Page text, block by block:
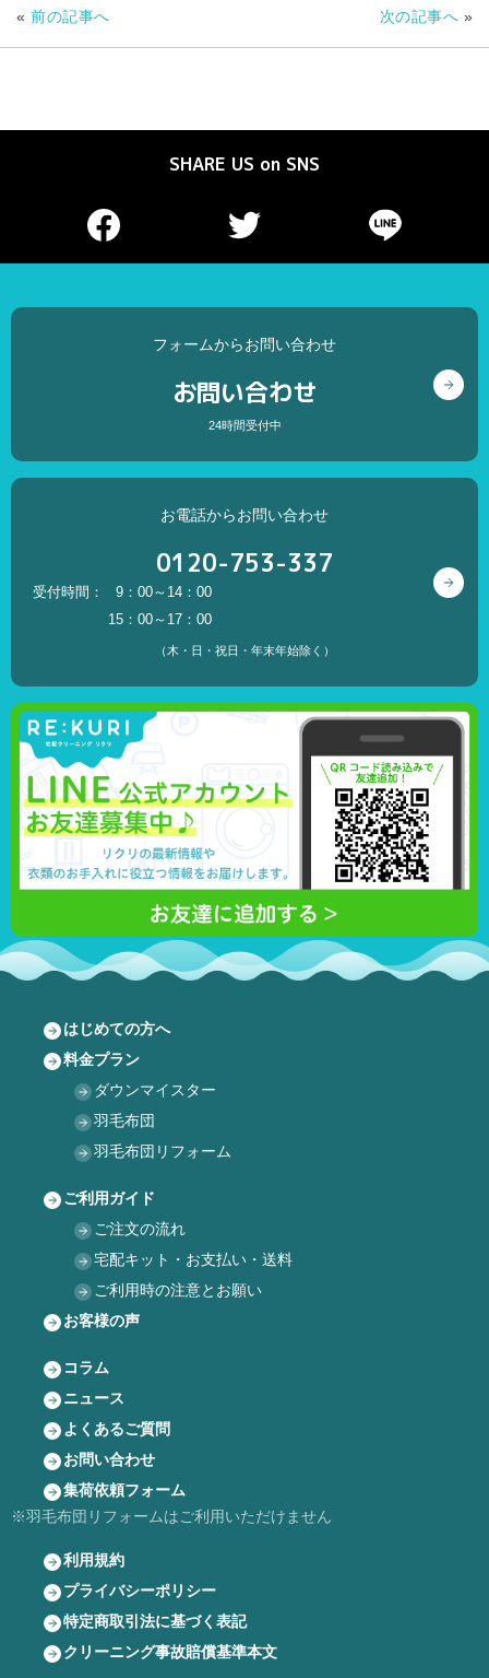
« 前の記事へ 次の記事へ »
SHARE US on SNS
フォームからお問い合わせ
お問い合わせ
24時間受付中
お電話からお問い合わせ
0120-753-337
受付時間：
9：00～14：00
15：00～17：00
（木・日・祝日・年末年始除く）
はじめての方へ
料金プラン
ダウンマイスター
羽毛布団
羽毛布団リフォーム
ご利用ガイド
ご注文の流れ
宅配キット・お支払い・送料
ご利用時の注意とお願い
お客様の声
コラム
ニュース
よくあるご質問
お問い合わせ
集荷依頼フォーム
※羽毛布団リフォームはご利用いただけません
利用規約
プライバシーポリシー
特定商取引法に基づく表記
クリーニング事故賠償基準本文